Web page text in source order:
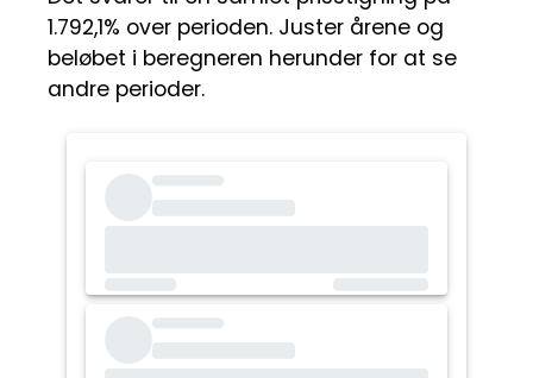
1.792,1% over perioden. Juster årene og
beløbet i beregneren herunder for at se
andre perioder.